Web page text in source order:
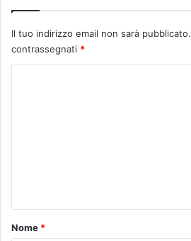
b
i
l
m
o
a
d
Il tuo indirizzo email non sarà pubblicato.
contrassegnati *
o
Nome *